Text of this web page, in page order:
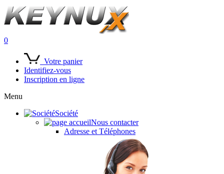
0
Votre panier
Identifiez-vous
Inscription en ligne
Menu
Société
Nous contacter
Adresse et Téléphones